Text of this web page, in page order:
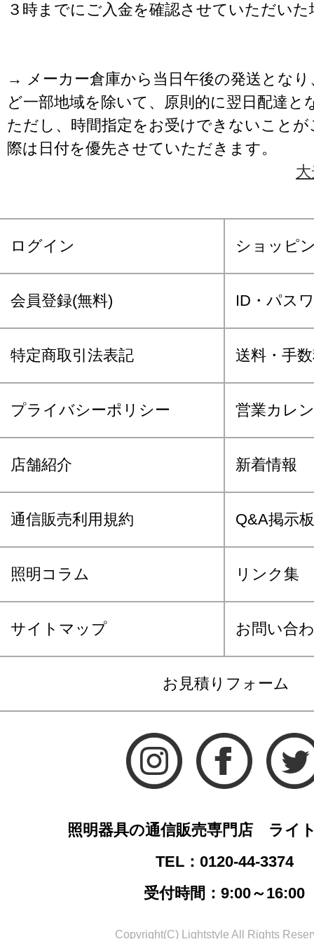
３時までにご入金を確認させていただいた
→ メーカー倉庫から当日午後の発送となり
ど一部地域を除いて、原則的に翌日配達と
ただし、時間指定をお受けできないこと
際は日付を優先させていただきます。
ログイン ショッピ
会員登録(無料) ID・パス
特定商取引法表記 送料・手
プライバシーポリシー 営業カレ
店舗紹介 新着情報
通信販売利用規約 Q&A掲示板
照明コラム リンク集
サイトマップ お問い合
お見積りフォーム
照明器具の通信販売専門店 ライ
TEL：0120-44-3374
受付時間：9:00～16:00
Copyright(C) Lightstyle All Rights